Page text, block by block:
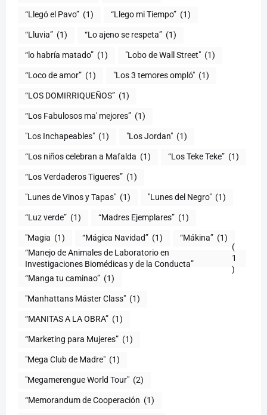
“Llegó el Pavo” (1) “Llego mi Tiempo” (1)
“Lluvia” (1) “Lo ajeno se respeta” (1)
“lo habría matado” (1) "Lobo de Wall Street" (1)
“Loco de amor” (1) "Los 3 temores ompló" (1)
(1)
“Los Fabulosos ma' mejores” (1)
"Los Inchapeables" (1) "Los Jordan" (1)
“Los niños celebran a Mafalda (1) “Los Teke Teke” (1)
“Los Verdaderos Tigueres” (1)
"Lunes de Vinos y Tapas" (1) "Lunes del Negro" (1)
“Luz verde” (1) “Madres Ejemplares” (1)
"Magia (1) “Mágica Navidad” (1) “Mákina” (1)
“Manejo de Animales de Laboratorio en
(
1
)
“Manga tu caminao” (1)
"Manhattans Máster Class" (1)
“MANITAS A LA OBRA” (1)
“Marketing para Mujeres” (1)
"Mega Club de Madre" (1)
"Megamerengue World Tour" (2)
“Memorandum de Cooperación (1)